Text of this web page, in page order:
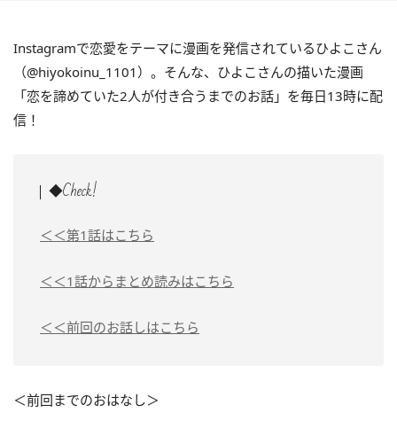
Instagramで恋愛をテーマに漫画を発信されているひよこさん
（@hiyokoinu_1101）。そんな、ひよこさんの描いた漫画
「恋を諦めていた2人が付き合うまでのお話」を毎日13時に配
信！
◆Check!
＜＜第1話はこちら
＜＜1話からまとめ読みはこちら
＜＜前回のお話しはこちら
＜前回までのおはなし＞